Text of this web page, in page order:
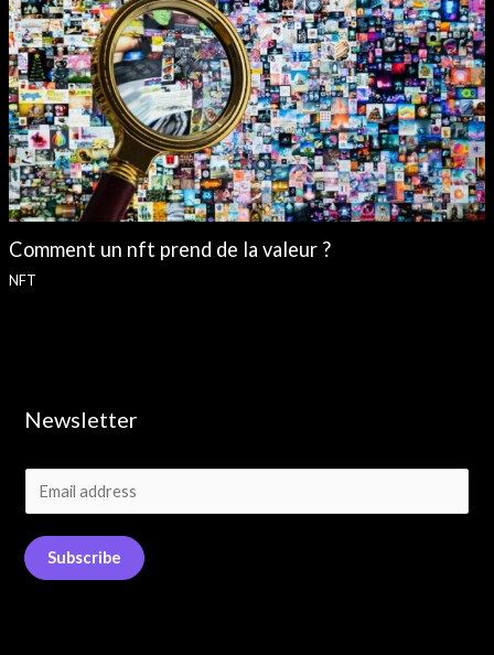
Comment un nft prend de la valeur ?
NFT
Newsletter
m
a
Subscribe